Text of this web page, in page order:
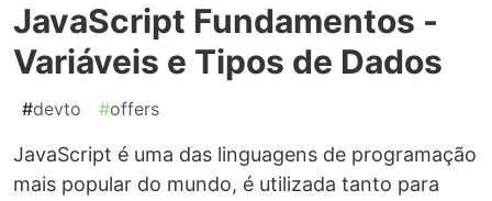
JavaScript Fundamentos -
Variáveis e Tipos de Dados
#devto #offers
JavaScript é uma das linguagens de programação
mais popular do mundo, é utilizada tanto para